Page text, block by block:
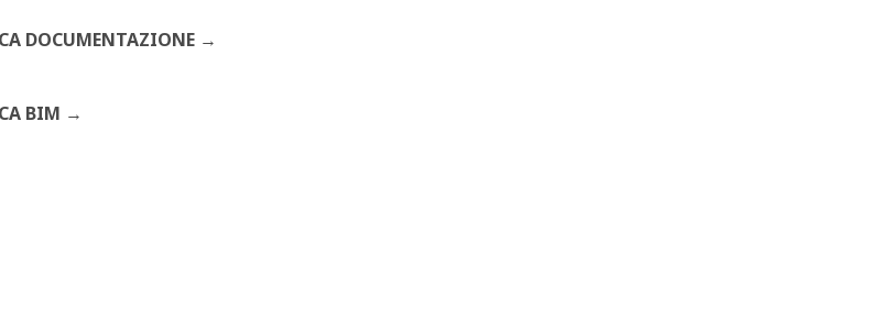
DOCUMENTAZIONE
BIM